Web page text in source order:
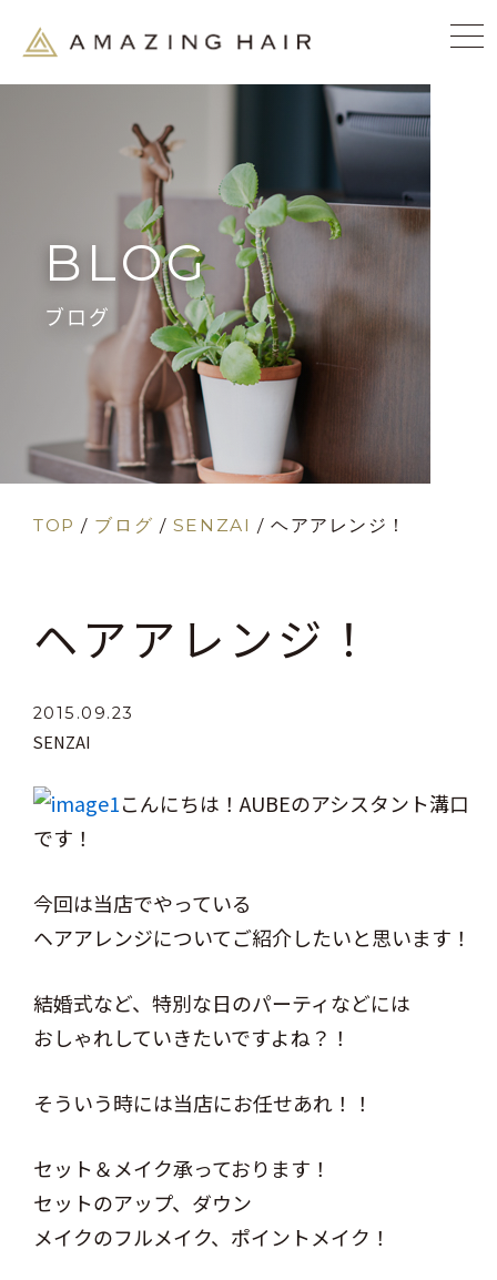
BLOG
ブログ
TOP / ブログ / SENZAI /ヘアアレンジ！
ヘアアレンジ！
2015.09.23
SENZAI
こんにちは！AUBEのアシスタント溝口
です！
今回は当店でやっている
ヘアアレンジについてご紹介したいと思います！
結婚式など、特別な日のパーティなどには
おしゃれしていきたいですよね？！
そういう時には当店にお任せあれ！！
セット＆メイク承っております！
セットのアップ、ダウン
メイクのフルメイク、ポイントメイク！